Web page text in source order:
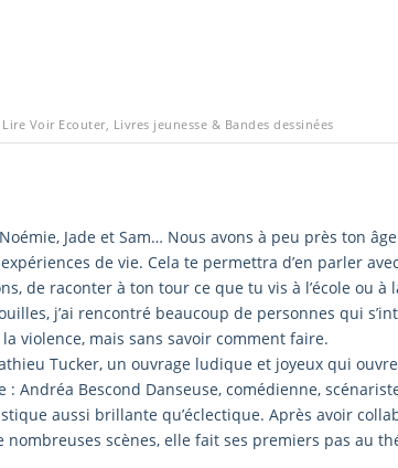
Lire Voir Ecouter, Livres jeunesse & Bandes dessinées
Jade et Sam… Nous avons à peu près ton
de vie. Cela te permettra d’en parler
de raconter à ton tour ce que tu vis à l’école ou
j’ai rencontré beaucoup de personnes qui
violence, mais sans savoir comment faire.
Tucker, un ouvrage ludique et joyeux qui
Andréa Bescond Danseuse, comédienne,
aussi brillante qu’éclectique. Après avoir
scènes, elle fait ses premiers pas au